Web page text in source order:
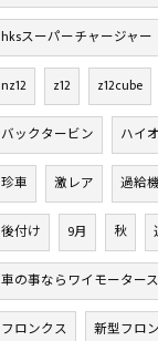
hksスーパーチャージャー
nz12 z12 z12cube
バックタービン ハイ
珍車 激レア 過給
後付け 9月 秋
車の事ならワイモータース
フロンクス 新型フロ